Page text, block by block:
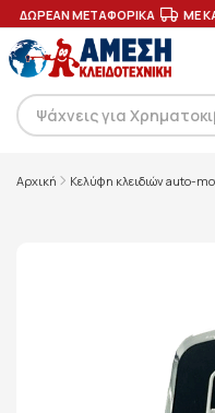
ΔΩΡΕΑΝ ΜΕΤΑΦΟΡΙΚΑ ΜΕ
Αρχική Κελύφη κλειδιών auto-